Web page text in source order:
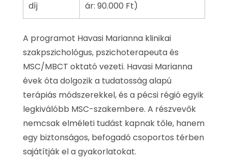
díj ár: 90.000 Ft)
A programot Havasi Marianna klinikai
szakpszichológus, pszichoterapeuta és
MSC/MBCT oktató vezeti. Havasi Marianna
évek óta dolgozik a tudatosság alapú
terápiás módszerekkel, és a pécsi régió egyik
legkiválóbb MSC-szakembere. A részvevők
nemcsak elméleti tudást kapnak tőle, hanem
egy biztonságos, befogadó csoportos térben
sajátítják el a gyakorlatokat.